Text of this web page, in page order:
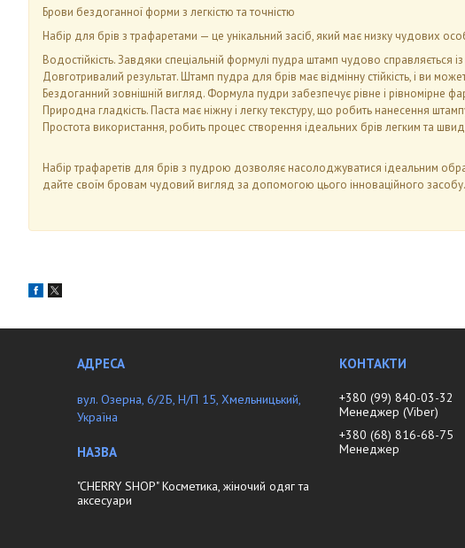
Брови бездоганної форми з легкістю та точністю
Набір для брів з трафаретами — це унікальний засіб, який має низку чудових
Водостійкість. Завдяки спеціальній формулі пудра штамп чудово справляється
Довготривалий результат. Штамп пудра для брів має відмінну стійкість, і ви
Бездоганний зовнішній вигляд. Формула пудри забезпечує рівне і
Природна гладкість. Паста має ніжну і легку текстуру, що робить нанесення
Простота використання, робить процес створення ідеальних брів легким та
Набір трафаретів для брів з пудрою дозволяє насолоджуватися ідеальним
дайте своїм бровам чудовий вигляд за допомогою цього інноваційного засобу.
вул. Озерна, 6/2Б, Н/П 15, Хмельницький,
Україна
"CHERRY SHOP" Косметика, жіночий одяг та
аксесуари
+380 (99) 840-03-32
Менеджер (Viber)
+380 (68) 816-68-75
Менеджер